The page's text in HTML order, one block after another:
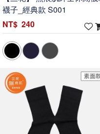
襪子_經典款 S001
240